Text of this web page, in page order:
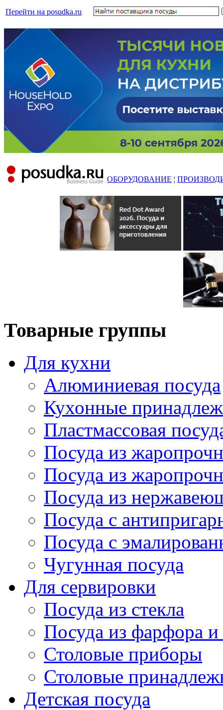
Перейти на posudka.ru
ОБОРУДОВАНИЕ ¦
Товарные группы
Для кухни
Алюминиевая посуда
Кухонные
Пластмассовая
Посуда из
Посуда из
Посуда из
Посуда с
Посуда с
Чугунная посуда
Для сервировки
Посуда из стекла
Посуда из фарфора
Столовые приборы
Столовые
Детская посуда